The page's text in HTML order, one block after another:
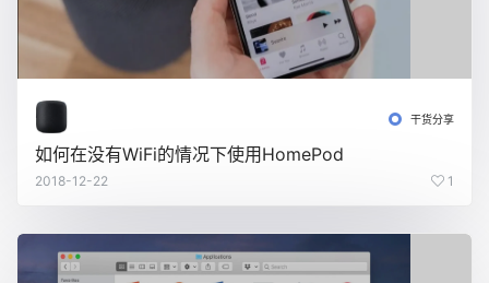
干货分享
如何在没有WiFi的情况下使用HomePod
2018-12-22 1